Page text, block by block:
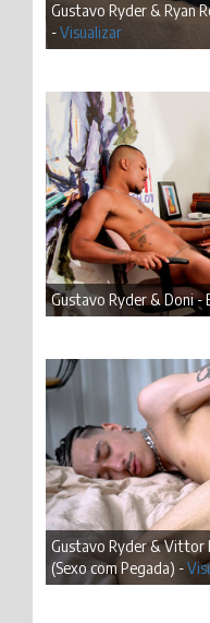
Gustavo Ryder & Ryan
-Visualizar
Gustavo Ryder & Doni -
Gustavo Ryder & Vittor
(Sexo com Pegada) -